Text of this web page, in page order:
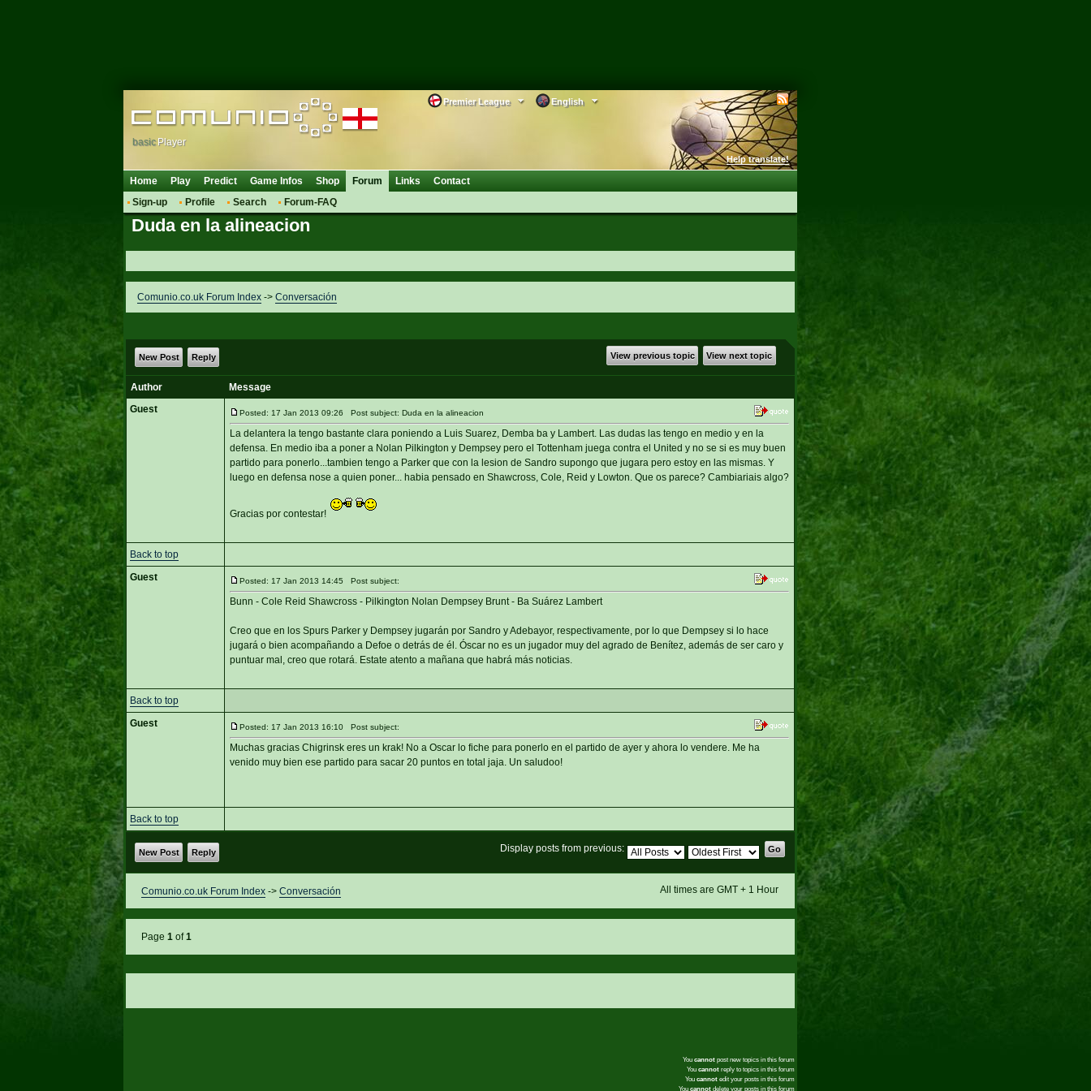
English
Premier League
Help translate!
basic Player
Home Play Predict Game Infos Shop
Forum
Sign-up
Profile Search Forum-FAQ
Links Contact
Duda en la alineacion
Comunio.co.uk Forum Index-> Conversación
View previous topic View next topic
New Post Reply
Author
Message
Guest
Posted: 17 Jan 2013 09:26 Post subject: Duda en la alineacion
La delantera la tengo bastante clara poniendo a Luis Suarez, Demba ba y Lambert. Las dudas las tengo en medio y en la
defensa. En medio iba a poner a Nolan Pilkington y Dempsey pero el Tottenham juega contra el United y no se si es muy buen
partido para ponerlo...tambien tengo a Parker que con la lesion de Sandro supongo que jugara pero estoy en las mismas. Y
luego en defensa nose a quien poner... habia pensado en Shawcross, Cole, Reid y Lowton. Que os parece? Cambiariais algo?
Gracias por contestar!
Back to top
Guest
Posted: 17 Jan 2013 14:45 Post subject:
Bunn - Cole Reid Shawcross - Pilkington Nolan Dempsey Brunt - Ba Suárez Lambert
Creo que en los Spurs Parker y Dempsey jugarán por Sandro y Adebayor, respectivamente, por lo que Dempsey si lo hace
jugará o bien acompañando a Defoe o detrás de él. Óscar no es un jugador muy del agrado de Benítez, además de ser caro y
puntuar mal, creo que rotará. Estate atento a mañana que habrá más noticias.
Back to top
Guest
Posted: 17 Jan 2013 16:10 Post subject:
Muchas gracias Chigrinsk eres un krak! No a Oscar lo fiche para ponerlo en el partido de ayer y ahora lo vendere. Me ha
venido muy bien ese partido para sacar 20 puntos en total jaja. Un saludoo!
Back to top
Display posts from previous:
New Post Reply
All times are GMT + 1 Hour
Comunio.co.uk Forum Index-> Conversación
Page 1of1
You cannotpost new topics in this forum
You cannotreply to topics in this forum
You cannotedit your posts in this forum
You cannotdelete your posts in this forum